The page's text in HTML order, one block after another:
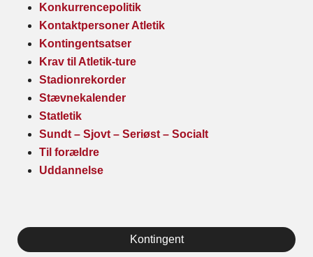
Konkurrencepolitik
Kontaktpersoner Atletik
Kontingentsatser
Krav til Atletik-ture
Stadionrekorder
Stævnekalender
Statletik
Sundt – Sjovt – Seriøst – Socialt
Til forældre
Uddannelse
Kontingent